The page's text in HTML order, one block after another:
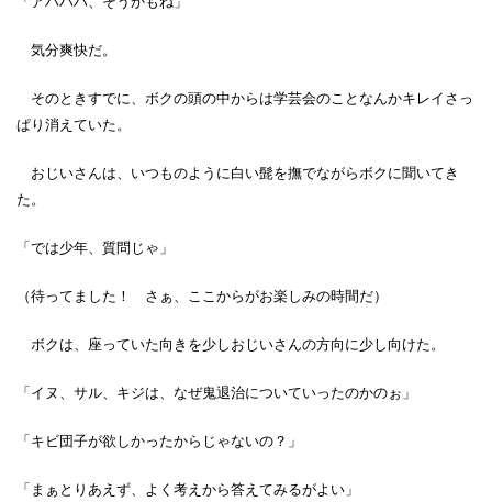
気分爽快だ。
そのときすでに、ボクの頭の中からは学芸会のことなんかキレイさっ
ぱり消えていた。
おじいさんは、いつものように白い髭を撫でながらボクに聞いてき
た。
「では少年、質問じゃ」
（待ってました！ さぁ、ここからがお楽しみの時間だ）
ボクは、座っていた向きを少しおじいさんの方向に少し向けた。
「イヌ、サル、キジは、なぜ鬼退治についていったのかのぉ」
「キビ団子が欲しかったからじゃないの？」
「まぁとりあえず、よく考えから答えてみるがよい」